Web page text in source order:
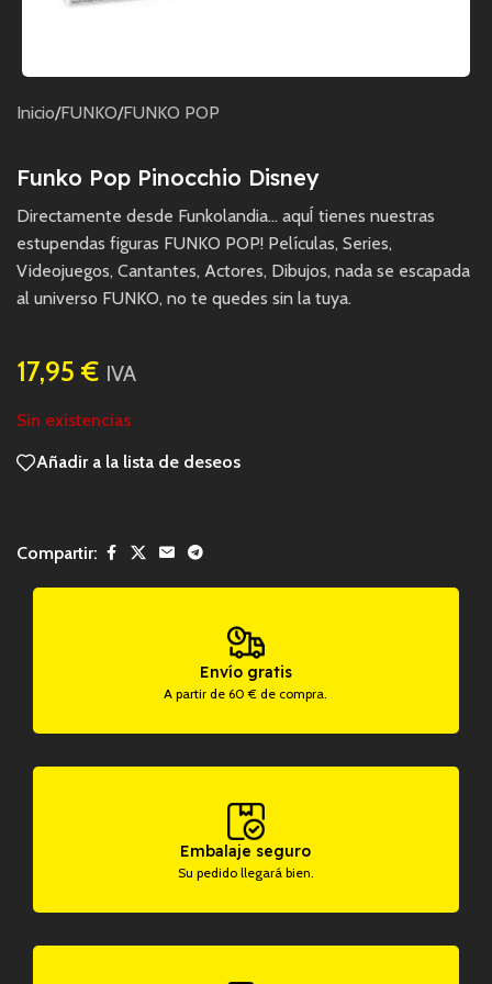
Inicio/FUNKO/FUNKO POP
Funko Pop Pinocchio Disney
Directamente desde Funkolandia… aquÍ tienes nuestras
estupendas figuras FUNKO POP! Películas, Series,
Videojuegos, Cantantes, Actores, Dibujos, nada se escapada
al universo FUNKO, no te quedes sin la tuya.
17,95 € IVA
Sin existencias
Añadir a la lista de deseos
Compartir:
Envío gratis
A partir de 60 € de compra.
Embalaje seguro
Su pedido llegará bien.